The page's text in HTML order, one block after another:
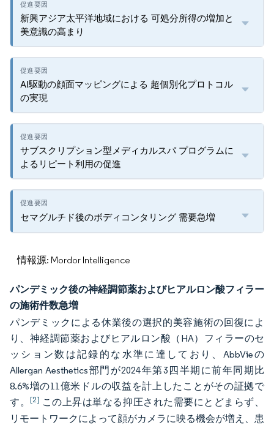
新興アジア太平洋地域における 可処分所得の増加と
美意識の高まり
AI駆動の顔面マッピングによる 超個別化プロトコル
の実現
サブスクリプション型メディカルスパ プログラムに
よるリピート利用の促進
セマグルチド後のボディコンタリング 需要急増
情報源: Mordor Intelligence
パンデミック後の神経調節薬およびヒアルロン酸フィラー
の施術件数急増
パンデミックによる休業後の選択的美容施術の回復によ
り、神経調節薬およびヒアルロン酸（HA）フィラーのセ
ッション数は記録的な水準に達しており、AbbVieの
Allergan Aesthetics部門が2024年第3四半期に前年同期比
8.6%増の11億米ドルの収益を計上したことがその証拠で
す。[2] この上昇は単なる抑圧された需要にとどまらず、
リモートワークによって顔がカメラに映る機会が増え、患